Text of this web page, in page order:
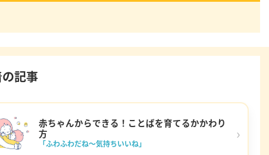
記事
赤ちゃんからできる！ことばを育てるかかわり
方
「ふわふわだね～気持ちいいね」
›